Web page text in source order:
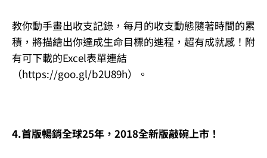
教你動手畫出收支記錄，每月的收支動態隨著時間的累
積，將描繪出你達成生命目標的進程，超有成就感！附
有可下載的Excel表單連結
（https://goo.gl/b2U89h）。
4.首版暢銷全球25年，2018全新版敲碗上市！